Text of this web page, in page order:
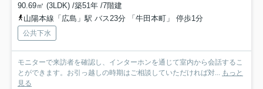
90.69㎡ (3LDK) /築51年 /7階建
山陽本線「広島」駅 バス23分 「牛田本町」 停歩1分
公共下水
モニターで来訪者を確認し、インターホンを通じて室内から会話するこ
とができます。お引っ越しの時期はご相談していただければ対... もっと
見る